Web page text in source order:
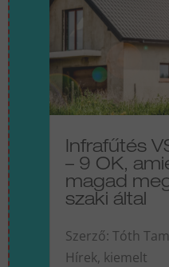
Infrafűtés
– 9 OK,
magad
szaki által
Szerző:Tóth
Hírek, kiemelt